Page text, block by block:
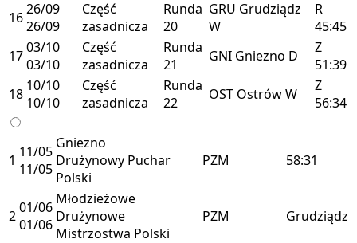
1626/09
26/09
Część
zasadnicza
Runda
20
GRU Grudziądz
W
R
45:45
1703/10
03/10
Część
zasadnicza
Runda
21
GNI Gniezno D
Z
51:39
18 10/10
10/10
Część
zasadnicza
Runda
22
OST OstrówW
Z
56:34
1 11/05
11/05
Gniezno
Drużynowy Puchar
Polski
PZM 58:31
201/06
01/06
Młodzieżowe
Drużynowe
Mistrzostwa Polski
PZM Grudziądz